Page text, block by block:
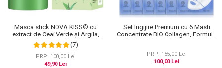
Masca stick NOVA KISS® cu
extract de Ceai Verde și Argila,
impotriva Acneei, Excesului de
Sebum, Anti Puncte Negre, 40 g
(7)
PRP: 100,00 Lei
49,90 Lei
Set Ingijire Premium cu 6 Masti
Concentrate BIO Collagen, Formula
PRP: 155,00 Lei
100,00 Lei